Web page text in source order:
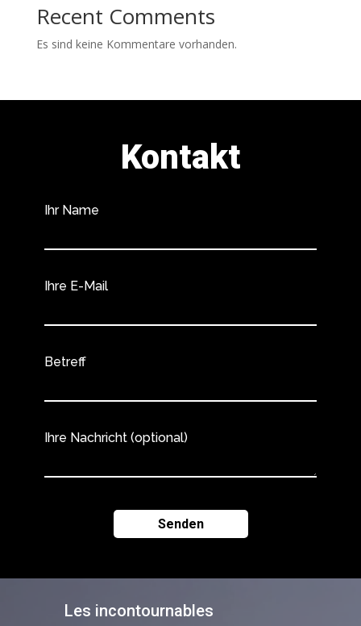
Recent Comments
Es sind keine Kommentare vorhanden.
Les incontournables
Kontakt
Ihr Name
Ihre E-Mail
Betreff
Ihre Nachricht (optional)